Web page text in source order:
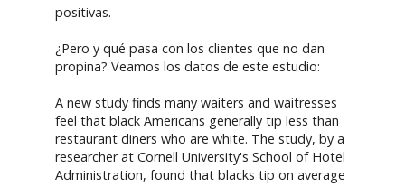
positivas.
¿Pero y qué pasa con los clientes que no dan
propina? Veamos los datos de este estudio:
A new study finds many waiters and waitresses
feel that black Americans generally tip less than
restaurant diners who are white. The study, by a
researcher at Cornell University's School of Hotel
Administration, found that blacks tip on average